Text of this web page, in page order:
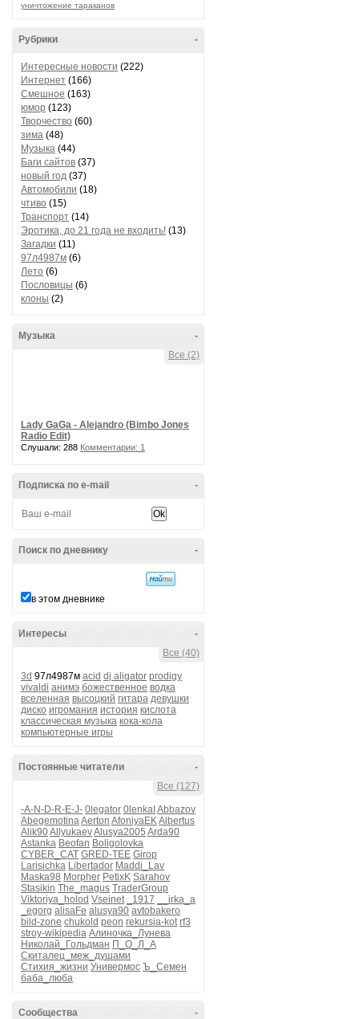
уничтожение тараканов
-
Рубрики
Интересные новости (222)
Интернет (166)
Смешное (163)
юмор (123)
Творчество (60)
зима (48)
Музыка (44)
Баги сайтов (37)
новый год (37)
Автомобили (18)
чтиво (15)
Транспорт (14)
Эротика, до 21 года не входить! (13)
Загадки (11)
97л4987м (6)
Лето (6)
Пословицы (6)
клоны (2)
-
Музыка
Все (2)
Lady GaGa - Alejandro (Bimbo Jones
Radio Edit)
Слушали: 288 Комментарии: 1
-
Подписка по e-mail
-
Поиск по дневнику
в этом дневнике
-
Интересы
Все (40)
3d 97л4987м acid dj aligator prodigy
vivaldi анимэ божественное водка
вселенная высоцкий гитара девушки
диско игромания история кислота
классическая музыка кока-кола
компьютерные игры
-
Постоянные читатели
Все (127)
-A-N-D-R-E-J- 0legator 0lenkaI Abbazov
AbegemotinaAerton AfoniyaEKAlbertus
Alik90AllyukaevAlusya2005 Arda90
Astanka Beofan Boligolovka
CYBER_CAT GRED-TEE Girop
Larisichka Libertador Maddi_Lav
Maska98 Morpher PetixK Sarahov
Stasikin The_magus TraderGroup
Viktoriya_holod Vseinet _1917
__irka_a
_egorg alisaFe alusya90 avtobakero
bild-zone chukold peon rekursia-kot rf3
stroy-wikipedia Алиночка_Лунева
Николай_Гольдман П_О_Л_А
Скиталец_меж_душами
Стихия_жизни Универмос Ъ_Семен
баба_люба
-
Сообщества